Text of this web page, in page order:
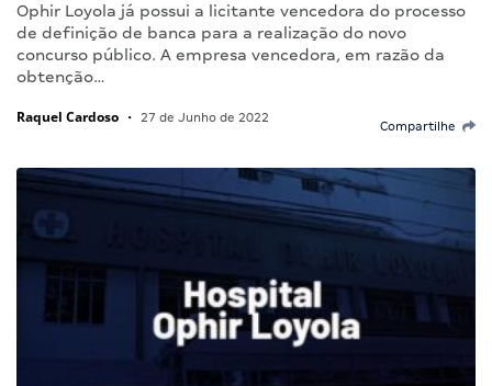
Ophir Loyola já possui a licitante vencedora do processo
de definição de banca para a realização do novo
concurso público. A empresa vencedora, em razão da
obtenção…
Raquel Cardoso • 27 de Junho de 2022
Compartilhe